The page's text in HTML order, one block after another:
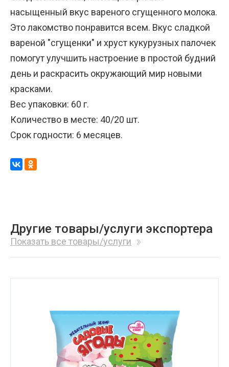
насыщенный вкус вареного сгущенного молока.
Это лакомство понравится всем. Вкус сладкой
вареной "сгущенки" и хруст кукурузных палочек
помогут улучшить настроение в простой будний
день и раскрасить окружающий мир новыми
красками.
Вес упаковки: 60 г.
Количество в месте: 40/20 шт.
Срок годности: 6 месяцев.
Другие товары/услуги экспортера
Показать все товары/услуги